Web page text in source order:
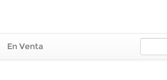
En Venta